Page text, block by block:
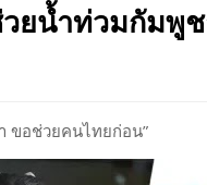
ยน้ำท่วมกัมพู
ขอช่วยคนไทยก่อน”